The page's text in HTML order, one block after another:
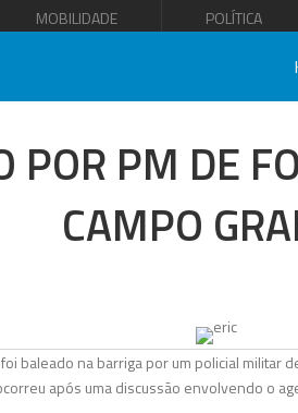
MOBILIDADE POLÍTICA
POR PM DE
CAMPO
baleado na barriga por um policial militar
após uma discussão envolvendo o